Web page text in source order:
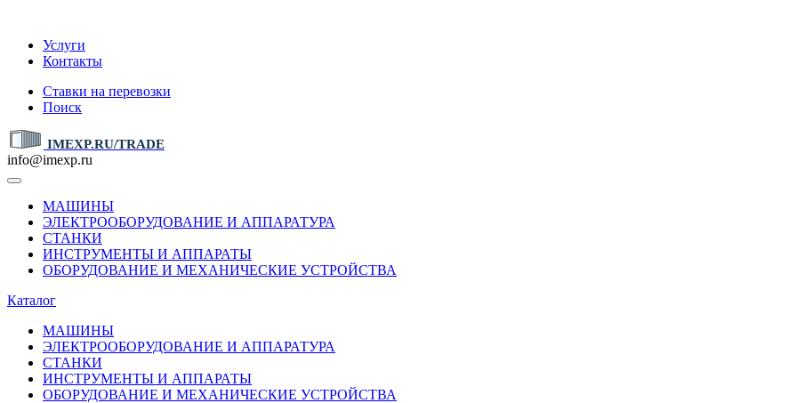
Услуги
Контакты
Ставки на перевозки
Поиск
IMEXP.RU/TRADE
info@imexp.ru
МАШИНЫ
ЭЛЕКТРООБОРУДОВАНИЕ И АППАРАТУРА
СТАНКИ
ИНСТРУМЕНТЫ И АППАРАТЫ
ОБОРУДОВАНИЕ И МЕХАНИЧЕСКИЕ УСТРОЙСТВА
Каталог
МАШИНЫ
ЭЛЕКТРООБОРУДОВАНИЕ И АППАРАТУРА
СТАНКИ
ИНСТРУМЕНТЫ И АППАРАТЫ
ОБОРУДОВАНИЕ И МЕХАНИЧЕСКИЕ УСТРОЙСТВА